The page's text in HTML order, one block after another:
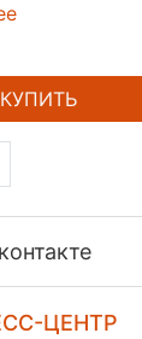
КУПИТЬ
ЦЕНТР